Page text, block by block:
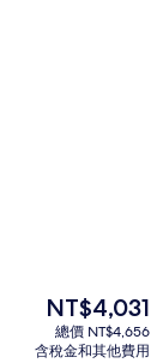
現
在
價
NT$4,031
總價 NT$4,656
含稅金和其他費用